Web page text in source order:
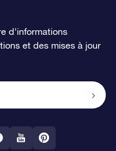
d'informations
et des mises à jour